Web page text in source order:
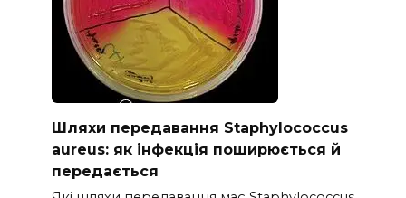
Шляхи передавання Staphylococcus
aureus: як інфекція поширюється й
передається